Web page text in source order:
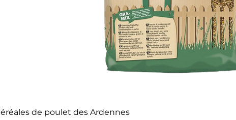
de poulet des Ardennes